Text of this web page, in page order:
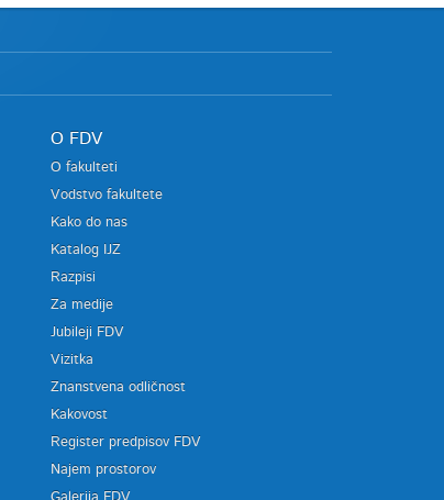
O FDV
O fakulteti
Vodstvo fakultete
Kako do nas
Katalog IJZ
Razpisi
Za medije
Jubileji FDV
Vizitka
Znanstvena odličnost
Kakovost
Register predpisov FDV
Najem prostorov